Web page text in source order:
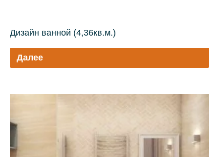
Дизайн ванной (4,36кв.м.)
Далее